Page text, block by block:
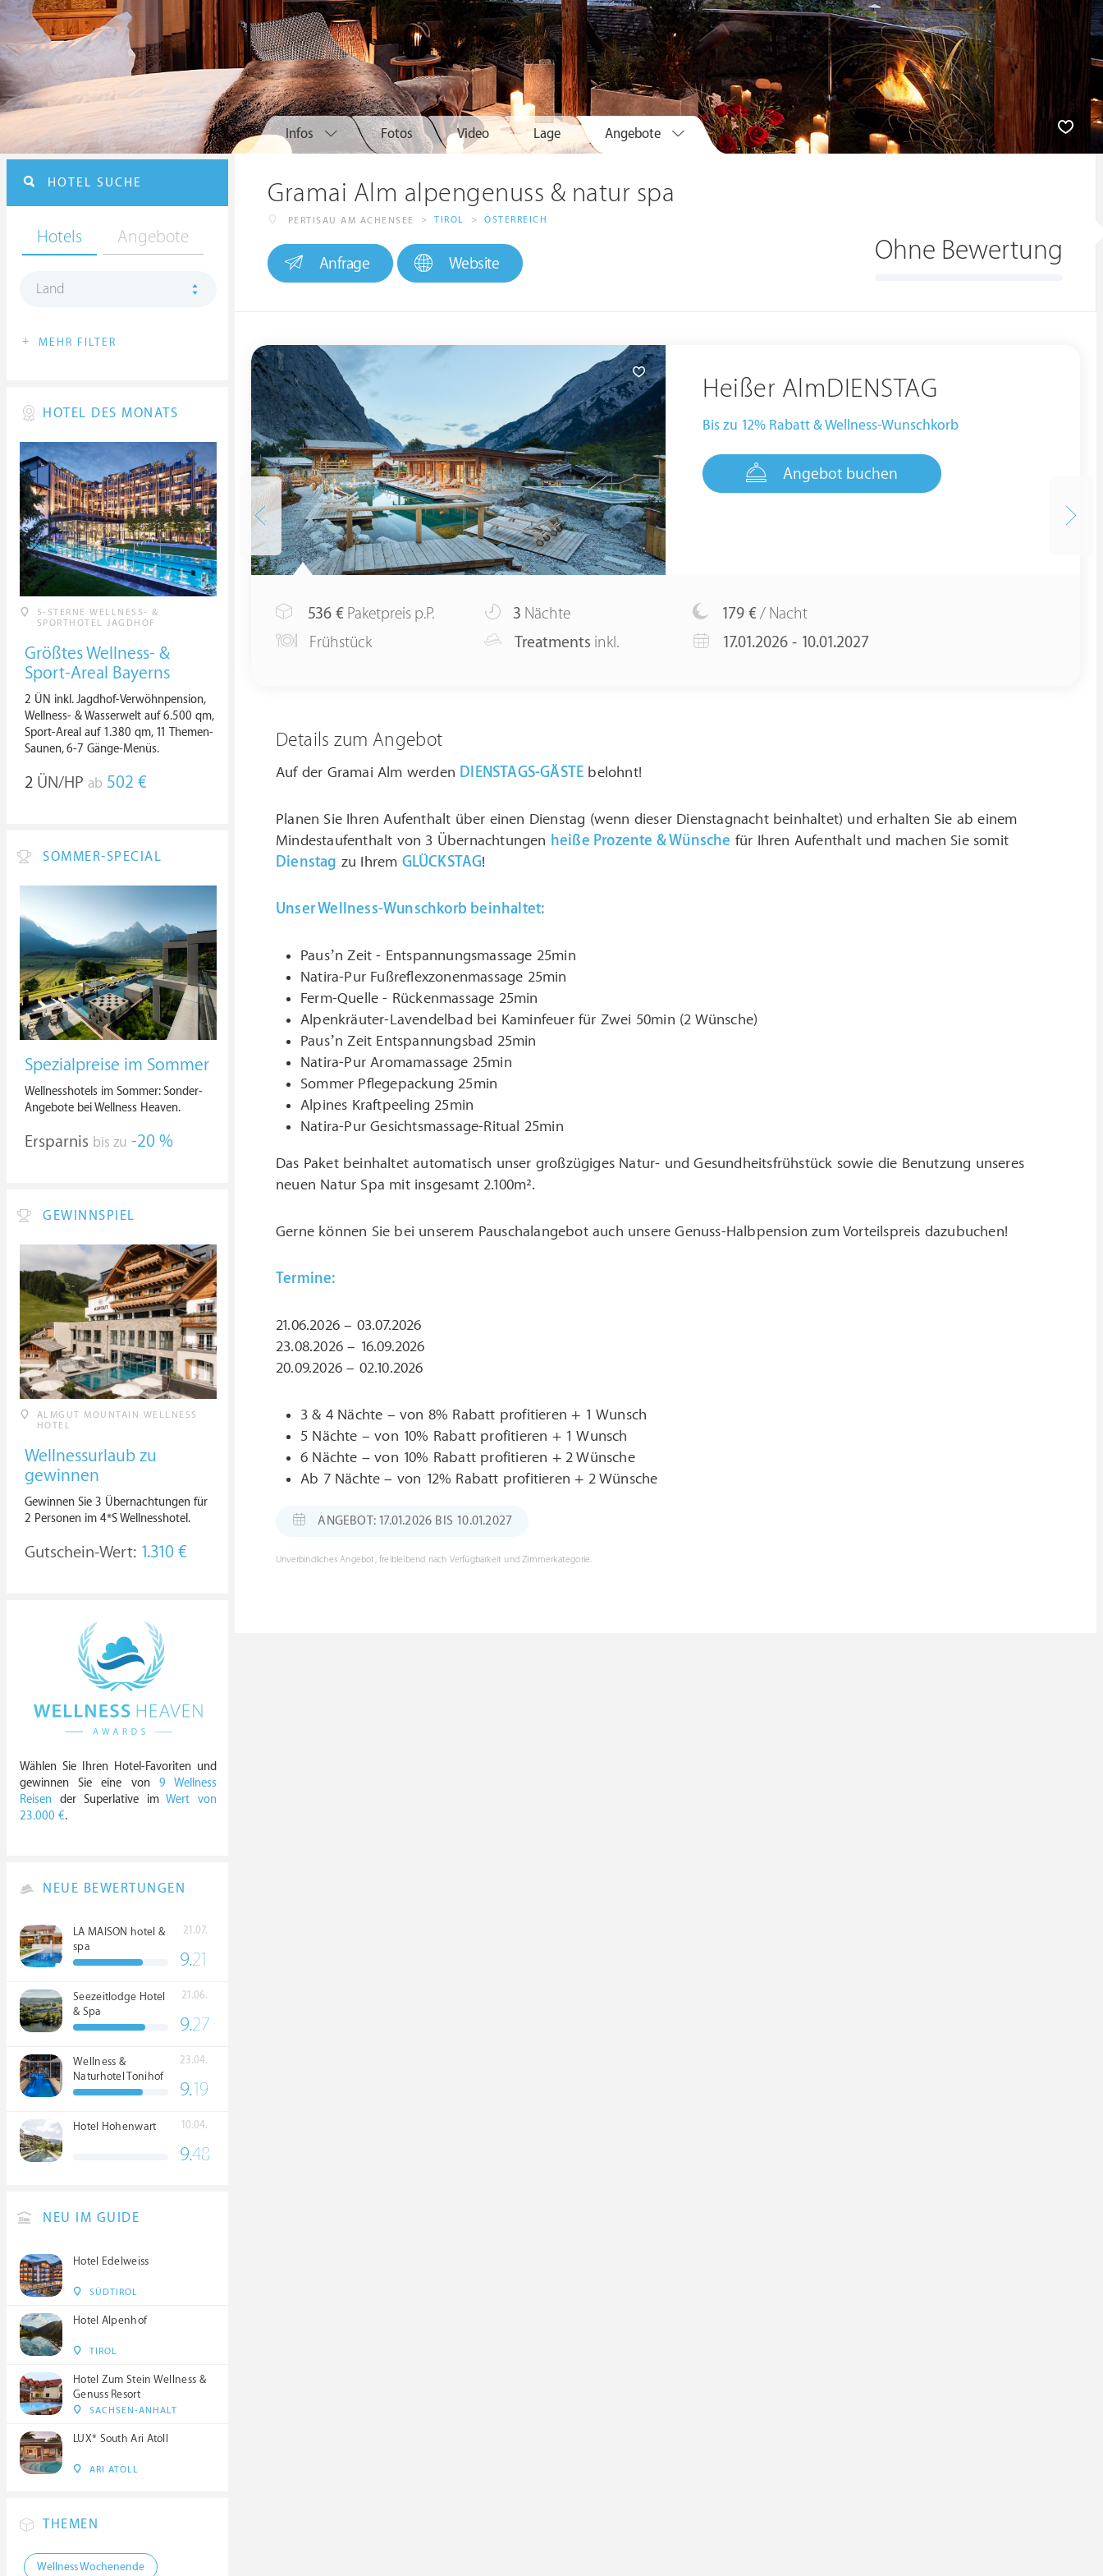
Infos Fotos Video Lage Angebote
Gramai Alm alpengenuss & natur spa
PERTISAU AM ACHENSEE > TIROL > ÖSTERREICH
Anfrage Website Ohne Bewertung
Heißer AlmDIENSTAG
Bis zu 12% Rabatt & Wellness-Wunschkorb
Angebot buchen
536 € Paketpreis p.P.
Frühstück
3 Nächte
Treatments inkl.
179 €/ Nacht
17.01.2026 - 10.01.2027
Details zum Angebot
Auf der Gramai Alm werden DIENSTAGS-GÄSTE belohnt!
Planen Sie Ihren Aufenthalt über einen Dienstag (wenn dieser Dienstagnacht beinhaltet) und erhalten Sie ab einem
Mindestaufenthalt von 3 Übernachtungen heiße Prozente & Wünsche für Ihren Aufenthalt und machen Sie somit
Dienstag zu Ihrem GLÜCKSTAG!
Unser Wellness-Wunschkorb beinhaltet:
Paus’n Zeit - Entspannungsmassage 25min
Natira-Pur Fußreflexzonenmassage 25min
Ferm-Quelle - Rückenmassage 25min
Alpenkräuter-Lavendelbad bei Kaminfeuer für Zwei 50min (2 Wünsche)
Paus’n Zeit Entspannungsbad 25min
Natira-Pur Aromamassage 25min
Sommer Pflegepackung 25min
Alpines Kraftpeeling 25min
Natira-Pur Gesichtsmassage-Ritual 25min
Das Paket beinhaltet automatisch unser großzügiges Natur- und Gesundheitsfrühstück sowie die Benutzung unseres
neuen Natur Spa mit insgesamt 2.100m².
Gerne können Sie bei unserem Pauschalangebot auch unsere Genuss-Halbpension zum Vorteilspreis dazubuchen!
Termine:
21.06.2026 – 03.07.2026
23.08.2026 – 16.09.2026
20.09.2026 – 02.10.2026
3 & 4 Nächte – von 8% Rabatt profitieren + 1 Wunsch
5 Nächte – von 10% Rabatt profitieren + 1 Wunsch
6 Nächte – von 10% Rabatt profitieren + 2 Wünsche
Ab 7 Nächte – von 12% Rabatt profitieren + 2 Wünsche
ANGEBOT: 17.01.2026 BIS 10.01.2027
Unverbindliches Angebot, freibleibend nach Verfügbarkeit und Zimmerkategorie.
HOTEL SUCHE
Hotels Angebote
Land
+ MEHR FILTER
HOTEL DES MONATS
5-STERNE WELLNESS- &
SPORTHOTEL JAGDHOF
Größtes Wellness- &
Sport-Areal Bayerns
2 ÜN inkl. Jagdhof-Verwöhnpension,
Wellness- & Wasserwelt auf 6.500 qm,
Sport-Areal auf 1.380 qm, 11 Themen-
Saunen, 6-7 Gänge-Menüs.
2 ÜN/HP ab 502 €
SOMMER-SPECIAL
Spezialpreise im Sommer
Wellnesshotels im Sommer: Sonder-
Angebote bei Wellness Heaven.
Ersparnis bis zu -20 %
GEWINNSPIEL
ALMGUT MOUNTAIN WELLNESS
HOTEL
Wellnessurlaub zu
gewinnen
Gewinnen Sie 3 Übernachtungen für
2 Personen im 4*S Wellnesshotel.
Gutschein-Wert: 1.310 €
Wählen Sie Ihren Hotel-Favoriten und
gewinnen Sie eine von 9 Wellness
Reisen der Superlative imWert von
23.000 €.
NEUE BEWERTUNGEN
LA MAISON hotel &
spa
21.07.
9.21
Seezeitlodge Hotel
& Spa
21.06.
9.27
Wellness &
Naturhotel Tonihof
****S
23.04.
9.19
Hotel Hohenwart 10.04.
9.48
NEU IM GUIDE
Hotel Edelweiss
SÜDTIROL
Hotel Alpenhof
TIROL
Hotel Zum Stein Wellness &
Genuss Resort
SACHSEN-ANHALT
LUX* South Ari Atoll
ARI ATOLL
THEMEN
Wellness Wochenende